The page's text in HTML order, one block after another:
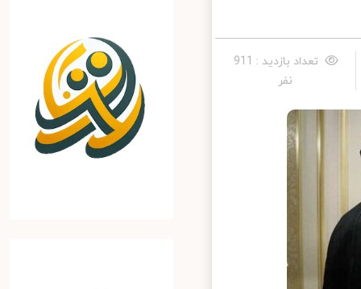
تعداد بازدید : 911
نفر